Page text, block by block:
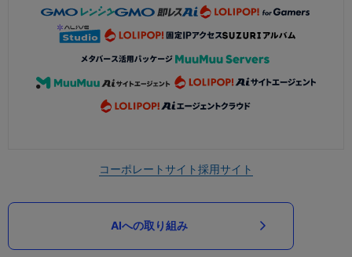
コーポレートサイト採用サイト
AIへの取り組み